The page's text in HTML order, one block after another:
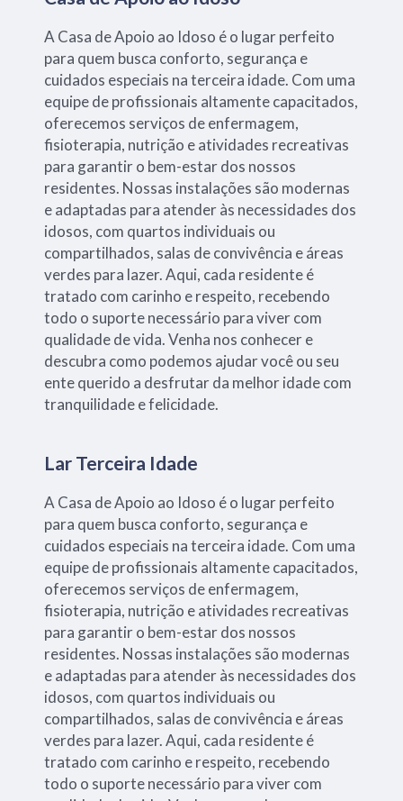
A Casa de Apoio ao Idoso é o lugar perfeito
para quem busca conforto, segurança e
cuidados especiais na terceira idade. Com uma
equipe de profissionais altamente capacitados,
oferecemos serviços de enfermagem,
fisioterapia, nutrição e atividades recreativas
para garantir o bem-estar dos nossos
residentes. Nossas instalações são modernas
e adaptadas para atender às necessidades dos
idosos, com quartos individuais ou
compartilhados, salas de convivência e áreas
verdes para lazer. Aqui, cada residente é
tratado com carinho e respeito, recebendo
todo o suporte necessário para viver com
qualidade de vida. Venha nos conhecer e
descubra como podemos ajudar você ou seu
ente querido a desfrutar da melhor idade com
tranquilidade e felicidade.
Lar Terceira Idade
A Casa de Apoio ao Idoso é o lugar perfeito
para quem busca conforto, segurança e
cuidados especiais na terceira idade. Com uma
equipe de profissionais altamente capacitados,
oferecemos serviços de enfermagem,
fisioterapia, nutrição e atividades recreativas
para garantir o bem-estar dos nossos
residentes. Nossas instalações são modernas
e adaptadas para atender às necessidades dos
idosos, com quartos individuais ou
compartilhados, salas de convivência e áreas
verdes para lazer. Aqui, cada residente é
tratado com carinho e respeito, recebendo
todo o suporte necessário para viver com